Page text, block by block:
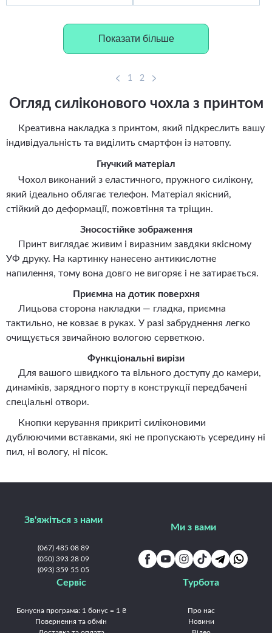
Показати більше
1 2
Огляд силіконового чохла з принтом
Креативна накладка з принтом, який підкреслить вашу
індивідуальність та виділить смартфон із натовпу.
Гнучкий матеріал
Чохол виконаний з еластичного, пружного силікону,
який ідеально облягає телефон. Матеріал якісний,
стійкий до деформації, пожовтіння та тріщин.
Зносостійке зображення
Принт виглядає живим і виразним завдяки якісному
УФ друку. На картинку нанесено антикислотне
напилення, тому вона довго не вигоряє і не затирається.
Приємна на дотик поверхня
Лицьова сторона накладки — гладка, приємна
тактильно, не ковзає в руках. У разі забруднення легко
очищується звичайною вологою серветкою.
Функціональні вирізи
Для вашого швидкого та вільного доступу до камери,
динаміків, зарядного порту в конструкції передбачені
спеціальні отвори.
Кнопки керування прикриті силіконовими
дублюючими вставками, які не пропускають усередину ні
пил, ні вологу, ні пісок.
Зв'яжіться з нами
(067) 485 08 89
(050) 393 28 09
(093) 359 55 05
Ми з вами
Сервіс
Бонусна програма: 1 бонус = 1 ₴
Повернення та обмін
Турбота
Про нас
Новини